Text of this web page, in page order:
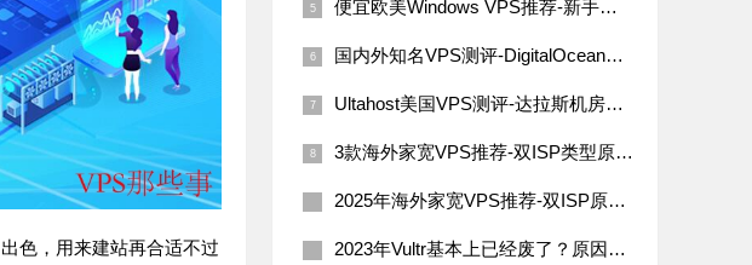
色，用来建站再合适不过
便宜欧美Windows VPS推荐-新手必看指南
国内外知名VPS测评-DigitalOcean、Linode、Vultr与搬瓦工
Ultahost美国VPS测评-达拉斯机房网络性能与价格详解
3款海外家宽VPS推荐-双ISP类型原生IP
2025年海外家宽VPS推荐-双ISP原生住宅IP
2023年Vultr基本上已经废了？原因分析及解决办法